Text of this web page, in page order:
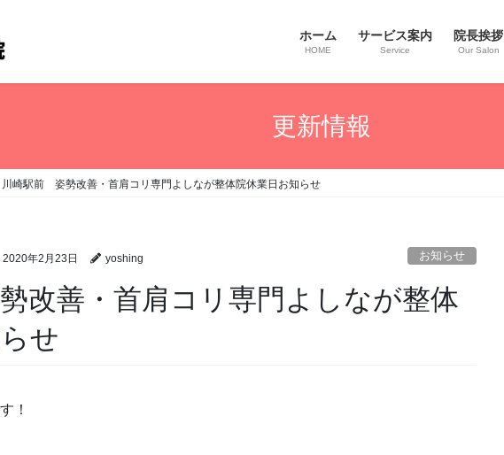
ホーム
HOME
サービス案内
Service
院長挨拶
Our Salon
更新情報
川崎駅前 姿勢改善・首肩コリ専門よしなが整体院休業日お知らせ
2020年2月23日 yoshing お知らせ
改善・首肩コリ専門よしなが整体
せ
！